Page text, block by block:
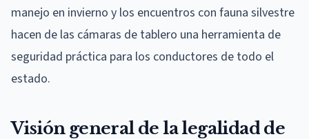
manejo en invierno y los encuentros con fauna silvestre
hacen de las cámaras de tablero una herramienta de
seguridad práctica para los conductores de todo el
estado.
Visión general de la legalidad de